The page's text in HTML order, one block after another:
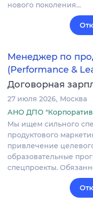
нового поколения…
Менеджер по
(Performance &
Договорная
27 июля 2026 Москва
АНО ДПО
Мы ищем сильного
продуктового
привлечение
образовательные
спецпроекты.